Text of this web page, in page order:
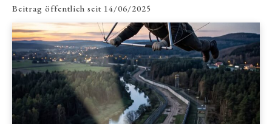
Beitrag öffentlich seit 14/06/2025